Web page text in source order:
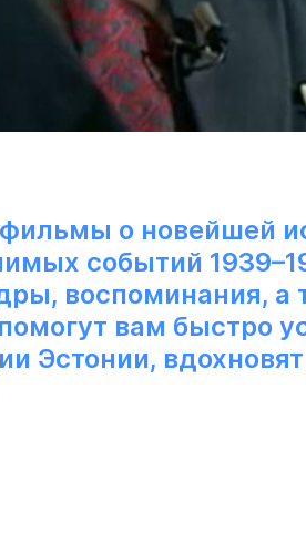
о новейшей
событий
воспоминания, а
вам быстро
Эстонии,